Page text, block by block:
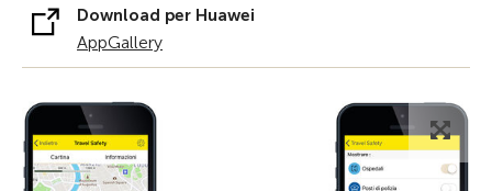
Download per Huawei
AppGallery